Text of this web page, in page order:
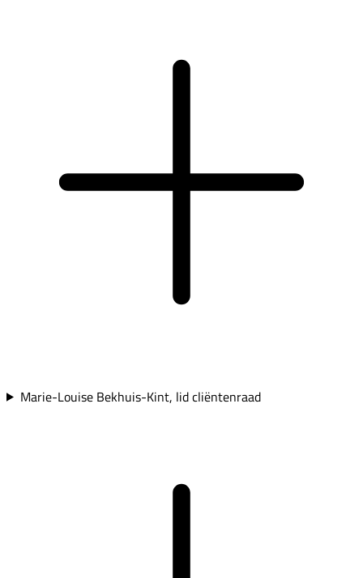
Marie-Louise Bekhuis-Kint, lid cliëntenraad